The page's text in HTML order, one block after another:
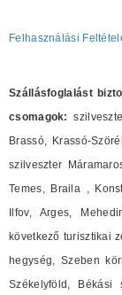
Felhasználási
Szállásfoglalást
csomagok:
Brassó, Krassó-
szilveszter
Temes, Braila ,
Ilfov, Arges,
következő turisztikai
hegység, Szeben
Székelyföld, Békási